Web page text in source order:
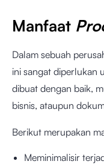
Manfaat
Dalam sebuah
ini sangat diperlukan
dibuat dengan baik,
bisnis, ataupun
Berikut merupakan
Meminimalisir